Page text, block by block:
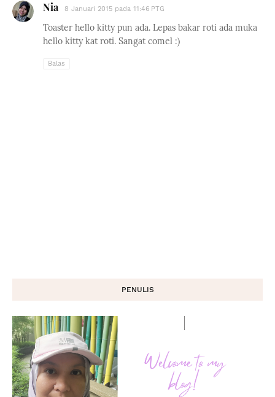
Nia 8 Januari 2015 pada 11:46 PTG
Toaster hello kitty pun ada. Lepas bakar roti ada muka
hello kitty kat roti. Sangat comel :)
Balas
PENULIS